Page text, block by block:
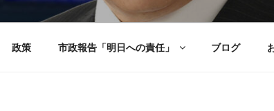
政策 市政報告「明日への責任」 ブログ